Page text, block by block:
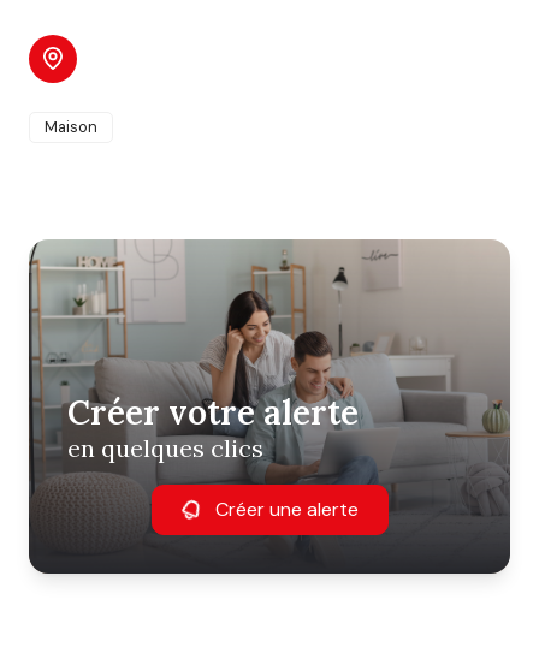
Maison
Créer votre alerte
en quelques clics
Créer une alerte